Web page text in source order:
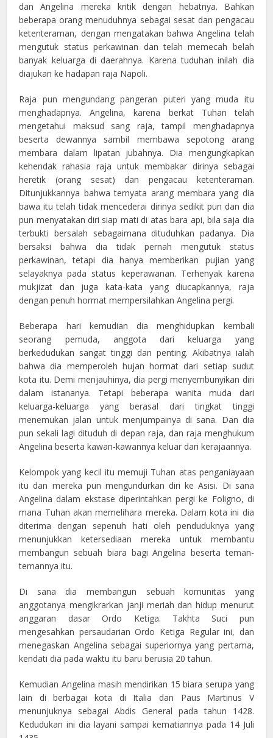
dan Angelina mereka kritik dengan hebatnya. Bahkan
beberapa orang menuduhnya sebagai sesat dan pengacau
ketenteraman, dengan mengatakan bahwa Angelina telah
mengutuk status perkawinan dan telah memecah belah
banyak keluarga di daerahnya. Karena tuduhan inilah dia
diajukan ke hadapan raja Napoli.
Raja pun mengundang pangeran puteri yang muda itu
menghadapnya. Angelina, karena berkat Tuhan telah
mengetahui maksud sang raja, tampil menghadapnya
beserta dewannya sambil membawa sepotong arang
membara dalam lipatan jubahnya. Dia mengungkapkan
kehendak rahasia raja untuk membakar dirinya sebagai
heretik (orang sesat) dan pengacau ketenteraman.
Ditunjukkannya bahwa ternyata arang membara yang dia
bawa itu telah tidak mencederai dirinya sedikit pun dan dia
pun menyatakan diri siap mati di atas bara api, bila saja dia
terbukti bersalah sebagaimana dituduhkan padanya. Dia
bersaksi bahwa dia tidak pernah mengutuk status
perkawinan, tetapi dia hanya memberikan pujian yang
selayaknya pada status keperawanan. Terhenyak karena
mukjizat dan juga kata-kata yang diucapkannya, raja
dengan penuh hormat mempersilahkan Angelina pergi.
Beberapa hari kemudian dia menghidupkan kembali
seorang pemuda, anggota dari keluarga yang
berkedudukan sangat tinggi dan penting. Akibatnya ialah
bahwa dia memperoleh hujan hormat dari setiap sudut
kota itu. Demi menjauhinya, dia pergi menyembunyikan diri
dalam istananya. Tetapi beberapa wanita muda dari
keluarga-keluarga yang berasal dari tingkat tinggi
menemukan jalan untuk menjumpainya di sana. Dan dia
pun sekali lagi dituduh di depan raja, dan raja menghukum
Angelina beserta kawan-kawannya keluar dari kerajaannya.
Kelompok yang kecil itu memuji Tuhan atas penganiayaan
itu dan mereka pun mengundurkan diri ke Asisi. Di sana
Angelina dalam ekstase diperintahkan pergi ke Foligno, di
mana Tuhan akan memelihara mereka. Dalam kota ini dia
diterima dengan sepenuh hati oleh penduduknya yang
menunjukkan ketersediaan mereka untuk membantu
membangun sebuah biara bagi Angelina beserta teman-
temannya itu.
Di sana dia membangun sebuah komunitas yang
anggotanya mengikrarkan janji meriah dan hidup menurut
anggaran dasar Ordo Ketiga. Takhta Suci pun
mengesahkan persaudarian Ordo Ketiga Regular ini, dan
menegaskan Angelina sebagai superiornya yang pertama,
kendati dia pada waktu itu baru berusia 20 tahun.
Kemudian Angelina masih mendirikan 15 biara serupa yang
lain di berbagai kota di Italia dan Paus Martinus V
menunjuknya sebagai Abdis General pada tahun 1428.
Kedudukan ini dia layani sampai kematiannya pada 14 Juli